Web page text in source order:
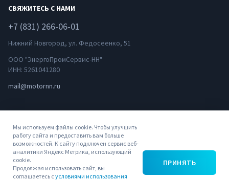
СВЯЖИТЕСЬ С НАМИ
+7 (831) 266-06-01
Нижний Новгород, ул. Федосеенко, 51
ООО "ЭнергоПромСервис-НН"
ИНН: 5261041280
mail@motornn.ru
© 2022
ЭнергоПромСервис-
НН
Политика
конфиденциальности
соглашение
Мы используем файлы cookie. Чтобы улучшить
работу сайта и предоставить вам больше
возможностей. К сайту подключен сервис веб-
аналитики Яндекс Метрика, использующий
cookie.
Продолжая использовать сайт, вы
соглашаетесь сусловиями использования
ПРИНЯТЬ